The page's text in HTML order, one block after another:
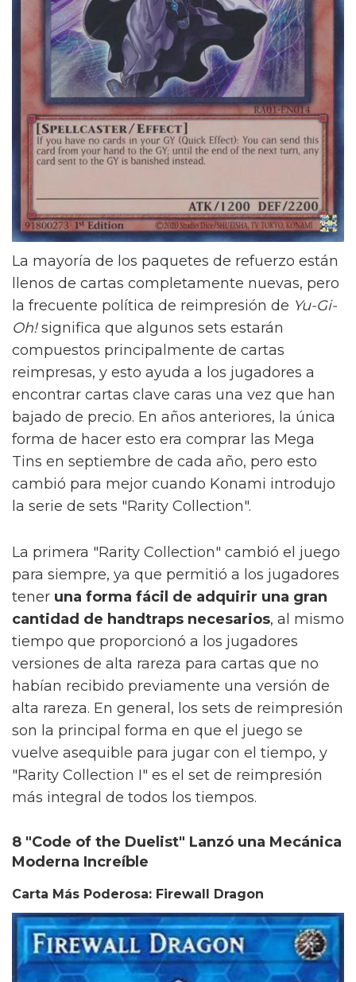
La mayoría de los paquetes de refuerzo están
llenos de cartas completamente nuevas, pero
la frecuente política de reimpresión de Yu-Gi-
Oh!significa que algunos sets estarán
compuestos principalmente de cartas
reimpresas, y esto ayuda a los jugadores a
encontrar cartas clave caras una vez que han
bajado de precio. En años anteriores, la única
forma de hacer esto era comprar las Mega
Tins en septiembre de cada año, pero esto
cambió para mejor cuando Konami introdujo
la serie de sets "Rarity Collection".
La primera "Rarity Collection" cambió el juego
para siempre, ya que permitió a los jugadores
tener una forma fácil de adquirir una gran
cantidad de handtraps necesarios, al mismo
tiempo que proporcionó a los jugadores
versiones de alta rareza para cartas que no
habían recibido previamente una versión de
alta rareza. En general, los sets de reimpresión
son la principal forma en que el juego se
vuelve asequible para jugar con el tiempo, y
"Rarity Collection I" es el set de reimpresión
más integral de todos los tiempos.
8 "Code of the Duelist" Lanzó una Mecánica
Moderna Increíble
Carta Más Poderosa: Firewall Dragon